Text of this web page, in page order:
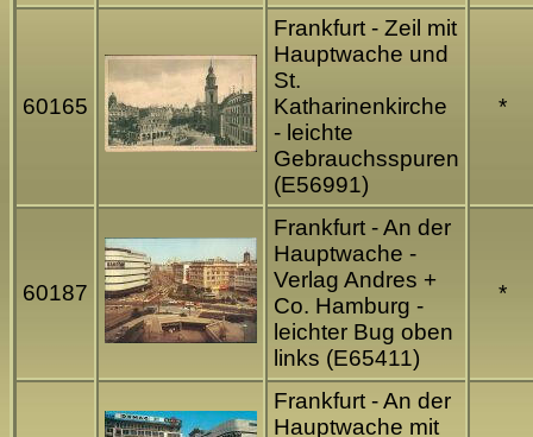
60165
Frankfurt - Zeil mit
Hauptwache und
St.
Katharinenkirche
- leichte
Gebrauchsspuren
(E56991)
*
60187
Frankfurt - An der
Hauptwache -
Verlag Andres +
Co. Hamburg -
leichter Bug oben
links (E65411)
*
Frankfurt - An der
Hauptwache mit